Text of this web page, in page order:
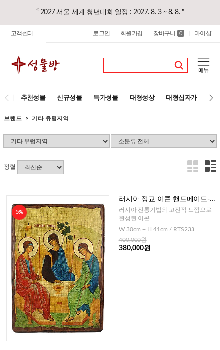
“ 2027 서울 세계 청년대회 일정 : 2027. 8. 3 ~ 8. 8. "
고객센터 로그인 회원가입 장바구니 0 마이샵
추천성물 신규성물 특가성물 대형성상 대형십자가 레
브랜드 기타 유럽지역
정렬
5%
러시아 정교 이콘 핸드메이드-삼
위일체 41cm
러시아 전통기법의 고전적 느낌으로
완성된 이콘
W 30cm + H 41cm / RTS233
400,000원
380,000원